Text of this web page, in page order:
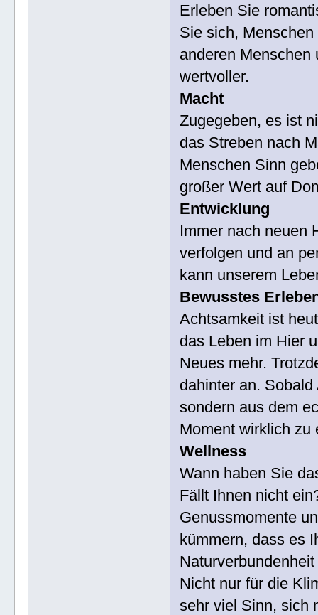
Erleben Sie
Sie sich,
anderen Menschen
wertvoller.
Macht
Zugegeben, es ist
das Streben nach
Menschen Sinn
großer Wert auf
Entwicklung
Immer nach neuen
verfolgen und an
kann unserem
Bewusstes
Achtsamkeit ist
das Leben im Hier
Neues mehr.
dahinter an.
sondern aus dem
Moment wirklich zu
Wellness
Wann haben Sie
Fällt Ihnen nicht
Genussmomente
kümmern, dass es
Naturverbundenheit
Nicht nur für die
sehr viel Sinn, sich